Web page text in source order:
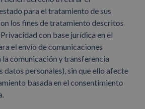
para el tratamiento de sus
los fines de tratamiento descritos
con base jurídica en el
el envío de comunicaciones
comunicación y transferencia
datos personales), sin que ello afecte
basada en el consentimiento